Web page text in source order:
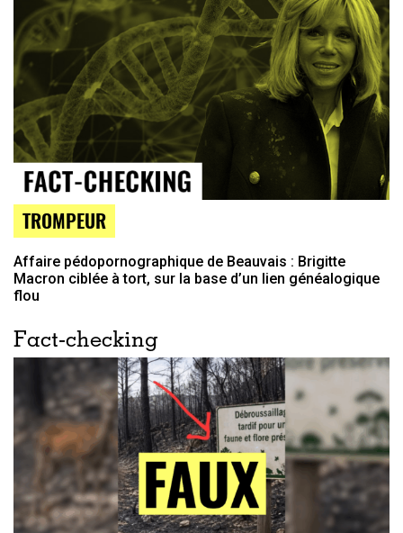
TROMPEUR
Affaire pédopornographique de Beauvais : Brigitte
Macron ciblée à tort, sur la base d’un lien généalogique
flou
Fact-checking